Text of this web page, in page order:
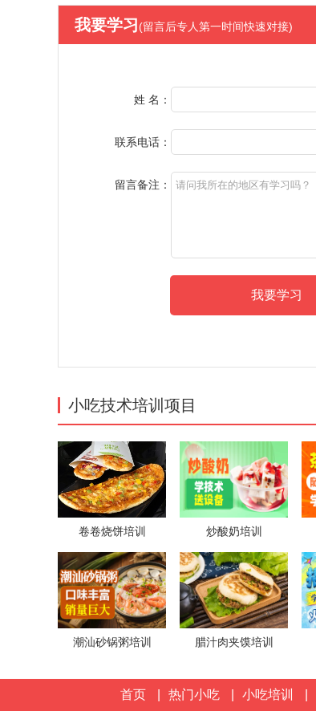
我要学习 (留言后专人第一时间快速对接)
姓 名：
联系电话：
留言备注：
小吃技术培训项目
卷卷烧饼培训 炒酸奶培训
潮汕砂锅粥培训 腊汁肉夹馍培训
首页 热门小吃 小吃培训